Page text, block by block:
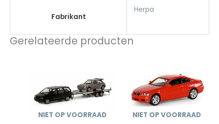
Fabrikant
Herpa
Gerelateerde producten
NIET OP VOORRAAD NIET OP VOORRAAD